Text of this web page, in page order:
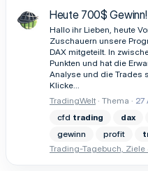
Heute 700$ Gewinn!
Hallo ihr Lieben, heute
Zuschauern unsere
DAX mitgeteilt. In
Punkten und hat die
Analyse und die Trades
Klicke...
TradingWelt Thema 27
cfd trading dax
gewinn
profit
Trading-Tagebuch, Ziele